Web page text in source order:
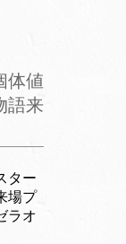
体値
語来
ター
場プ
ラオ